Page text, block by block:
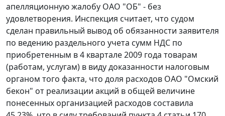
апелляционную жалобу ОАО "ОБ" - без
удовлетворения. Инспекция считает, что судом
сделан правильный вывод об обязанности заявителя
по ведению раздельного учета сумм НДС по
приобретенным в 4 квартале 2009 года товарам
(работам, услугам) в виду доказанности налоговым
органом того факта, что доля расходов ОАО "Омский
бекон" от реализации акций в общей величине
понесенных организацией расходов составила